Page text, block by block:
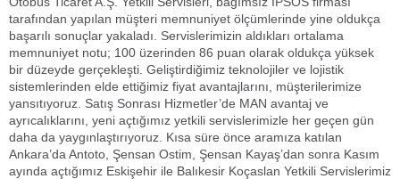
tarafından yapılan müşteri memnuniyet ölçümlerinde yine oldukça
başarılı sonuçlar yakaladı. Servislerimizin aldıkları ortalama
memnuniyet notu; 100 üzerinden 86 puan olarak oldukça yüksek
bir düzeyde gerçekleşti. Geliştirdiğimiz teknolojiler ve lojistik
sistemlerinden elde ettiğimiz fiyat avantajlarını, müşterilerimize
yansıtıyoruz. Satış Sonrası Hizmetler’de MAN avantaj ve
ayrıcalıklarını, yeni açtığımız yetkili servislerimizle her geçen gün
daha da yaygınlaştırıyoruz. Kısa süre önce aramıza katılan
Ankara’da Antoto, Şensan Ostim, Şensan Kayaş’dan sonra Kasım
ayında açtığımız Eskişehir ile Balıkesir Koçaslan Yetkili Servislerimiz